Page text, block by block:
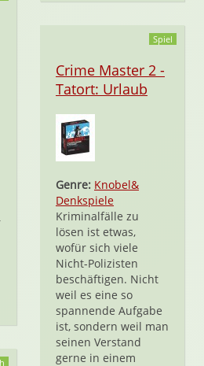
Spiel
Crime Master 2 -
Tatort: Urlaub
Genre: Knobel&
Denkspiele
Kriminalfälle zu
lösen ist etwas,
wofür sich viele
Nicht-Polizisten
beschäftigen. Nicht
weil es eine so
spannende Aufgabe
ist, sondern weil man
seinen Verstand
gerne in einem